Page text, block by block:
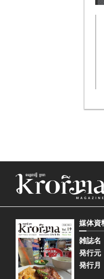
媒体資
雑誌名
発行元
発行月